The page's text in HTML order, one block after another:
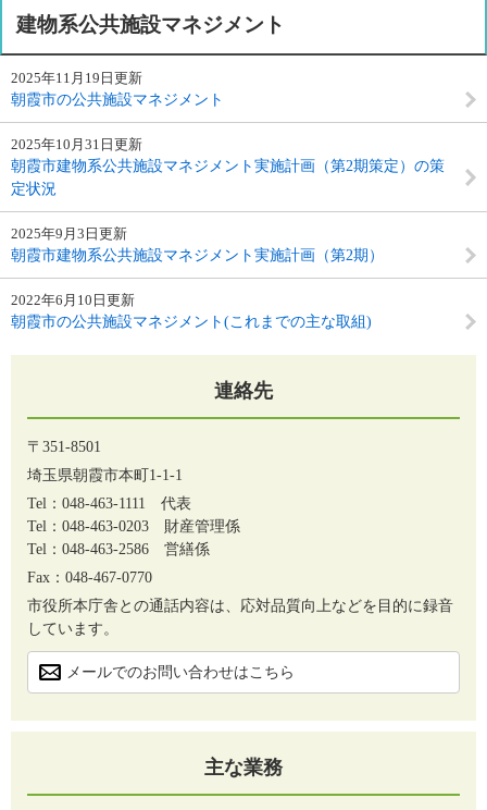
建物系公共施設マネジメント
2025年11月19日更新
朝霞市の公共施設マネジメント
2025年10月31日更新
朝霞市建物系公共施設マネジメント実施計画（第2期策定）の策
定状況
2025年9月3日更新
朝霞市建物系公共施設マネジメント実施計画（第2期）
2022年6月10日更新
朝霞市の公共施設マネジメント(これまでの主な取組)
連絡先
〒351-8501
埼玉県朝霞市本町1-1-1
Tel：048-463-1111
代表
Tel：048-463-0203
財産管理係
Tel：048-463-2586
営繕係
Fax：048-467-0770
市役所本庁舎との通話内容は、応対品質向上などを目的に録音
しています。
メールでのお問い合わせはこちら
主な業務